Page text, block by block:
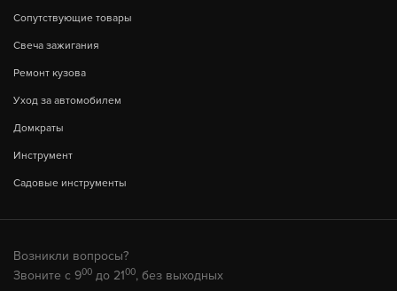
Сопутствующие товары
Свеча зажигания
Ремонт кузова
Уход за автомобилем
Домкраты
Инструмент
Садовые инструменты
Возникли вопросы?
Звоните с 900 до 2100, без выходных